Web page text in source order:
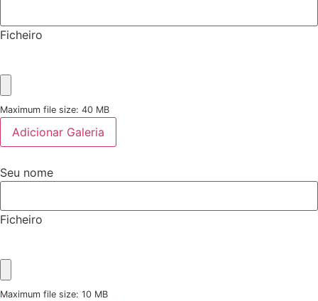
Ficheiro
Maximum file size: 40 MB
Adicionar Galeria
Seu nome
Ficheiro
Maximum file size: 10 MB